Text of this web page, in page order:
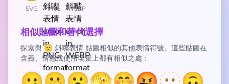
SVG PNG WEBP
相似貼圖和替代選擇
探索與 🫤 斜嘴表情 貼圖相似的其他表情符號。這些貼圖在
含義、情感或使用場景上都有相似之處：